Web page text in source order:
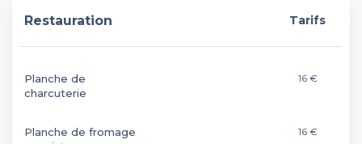
Restauration Tarifs
Planche de
charcuterie
16 €
Planche de fromage
16 €